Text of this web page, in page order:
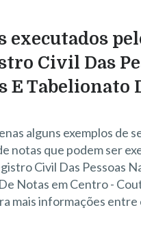
executados
Civil Das
E Tabelionato
alguns exemplos de
notas que podem ser
Civil Das Pessoas
Notas em Centro -
mais informações